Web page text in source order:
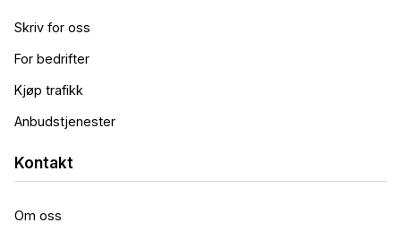
Skriv for oss
For bedrifter
Kjøp trafikk
Anbudstjenester
Kontakt
Om oss